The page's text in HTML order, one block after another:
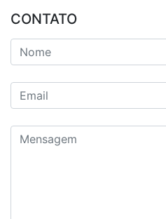
CONTATO